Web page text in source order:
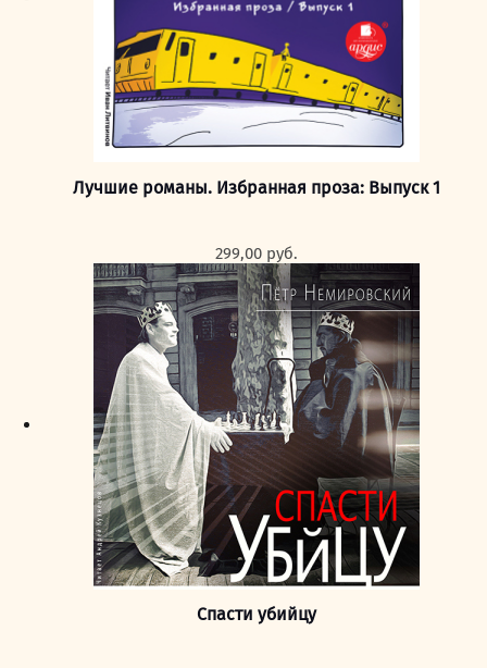
Лучшие романы. Избранная проза: Выпуск 1
299,00 руб.
Спасти убийцу